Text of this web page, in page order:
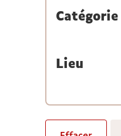
Catégorie
Lieu